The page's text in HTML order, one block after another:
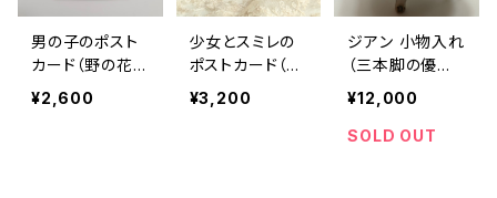
男の子のポスト
カード（野の花の
花束／Bonne F
ête）｜フランス
¥2,600
少女とスミレの
ポストカード（B
onne Année／
新年の挨拶）｜
¥3,200
ジアン 小物入れ
（三本脚の優雅
なフォルム／GIE
N）｜フランスア
ンティーク
¥12,000
SOLD OUT